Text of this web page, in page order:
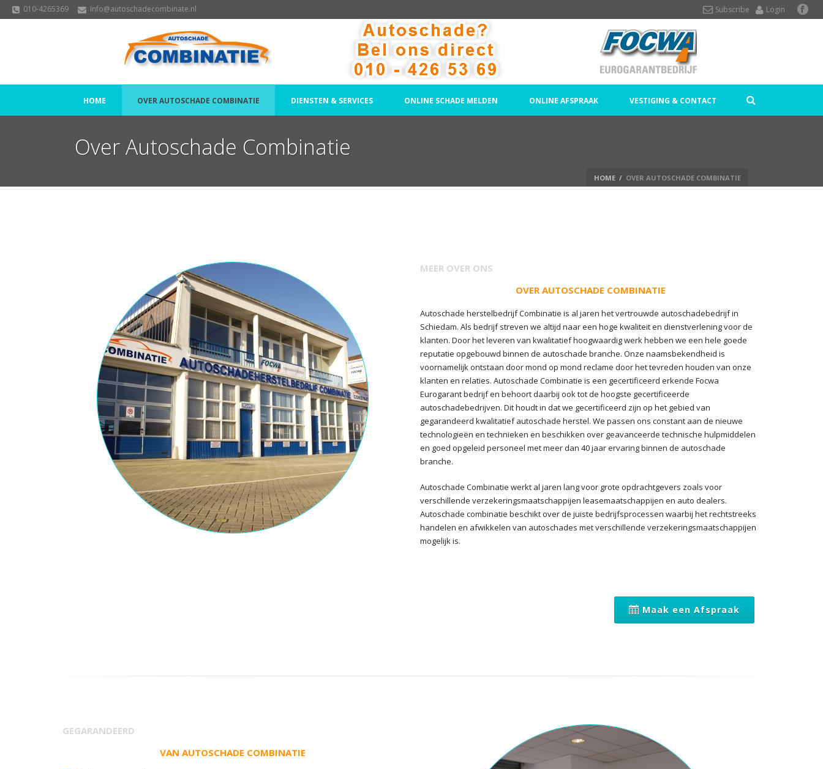
010-4265369 Info@autoschadecombinate.nl Login
Subscribe
HOME OVER AUTOSCHADE COMBINATIE DIENSTEN & SERVICES ONLINE SCHADE MELDEN ONLINE AFSPRAAK VESTIGING & CONTACT
Over Autoschade Combinatie
HOME / OVER AUTOSCHADE COMBINATIE
MEER OVER ONS
OVER AUTOSCHADE COMBINATIE
Autoschade herstelbedrijf Combinatie is al jaren het vertrouwde autoschadebedrijf in
Schiedam. Als bedrijf streven we altijd naar een hoge kwaliteit en dienstverlening voor de
klanten. Door het leveren van kwalitatief hoogwaardig werk hebben we een hele goede
reputatie opgebouwd binnen de autoschade branche. Onze naamsbekendheid is
voornamelijk ontstaan door mond op mond reclame door het tevreden houden van onze
klanten en relaties. Autoschade Combinatie is een gecertificeerd erkende Focwa
Eurogarant bedrijf en behoort daarbij ook tot de hoogste gecertificeerde
autoschadebedrijven. Dit houdt in dat we gecertificeerd zijn op het gebied van
gegarandeerd kwalitatief autoschade herstel. We passen ons constant aan de nieuwe
technologieën en technieken en beschikken over geavanceerde technische hulpmiddelen
en goed opgeleid personeel met meer dan 40 jaar ervaring binnen de autoschade
branche.
Autoschade Combinatie werkt al jaren lang voor grote opdrachtgevers zoals voor
verschillende verzekeringsmaatschappijen leasemaatschappijen en auto dealers.
Autoschade combinatie beschikt over de juiste bedrijfsprocessen waarbij het rechtstreeks
handelen en afwikkelen van autoschades met verschillende verzekeringsmaatschappijen
mogelijk is.
Maak een Afspraak
GEGARANDEERD
VAN AUTOSCHADE COMBINATIE